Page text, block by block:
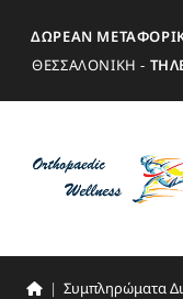
ΔΩΡΕΑΝ
ΘΕΣΣΑΛΟΝΙΚΗ -
| Συμπληρώματα